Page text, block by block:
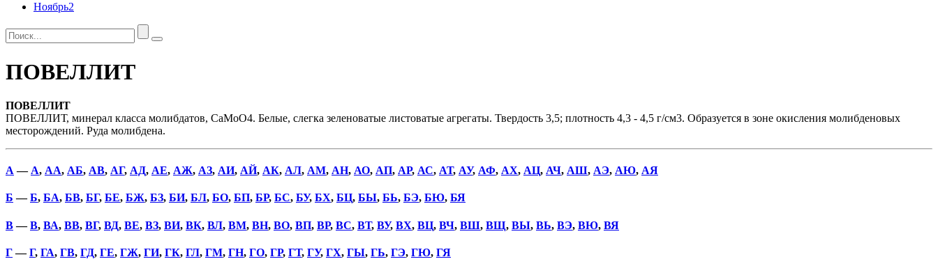
Ноябрь2
ПОВЕЛЛИТ
ПОВЕЛЛИТ
ПОВЕЛЛИТ, минерал класса молибдатов, СаМоО4. Белые, слегка зеленоватые листоватые агрегаты. Твердость 3,5; плотность 4,3 - 4,5 г/см3. Образуется в зоне окисления молибденовых
месторождений. Руда молибдена.
А — А, АА, АБ, АВ, АГ, АД, АЕ, АЖ, АЗ, АИ, АЙ, АК, АЛ, АМ, АН, АО, АП, АР, АС, АТ, АУ, АФ, АХ, АЦ, АЧ, АШ, АЭ, АЮ, АЯ
Б —Б, БА, БВ, БГ, БЕ, БЖ, БЗ, БИ, БЛ, БО, БП, БР, БС, БУ, БХ, БЦ, БЫ, БЬ, БЭ, БЮ, БЯ
В—В, ВА, ВВ, ВГ, ВД, ВЕ, ВЗ, ВИ, ВК, ВЛ, ВМ, ВН, ВО, ВП, ВР, ВС, ВТ, ВУ, ВХ, ВЦ, ВЧ, ВШ, ВЩ, ВЫ, ВЬ, ВЭ, ВЮ, ВЯ
Г—Г, ГА, ГВ, ГД, ГЕ, ГЖ, ГИ, ГК, ГЛ, ГМ, ГН, ГО, ГР, ГТ, ГУ, ГХ, ГЫ, ГЬ, ГЭ, ГЮ, ГЯ